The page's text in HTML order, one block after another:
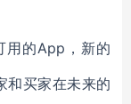
用的App，新的
和买家在未来的